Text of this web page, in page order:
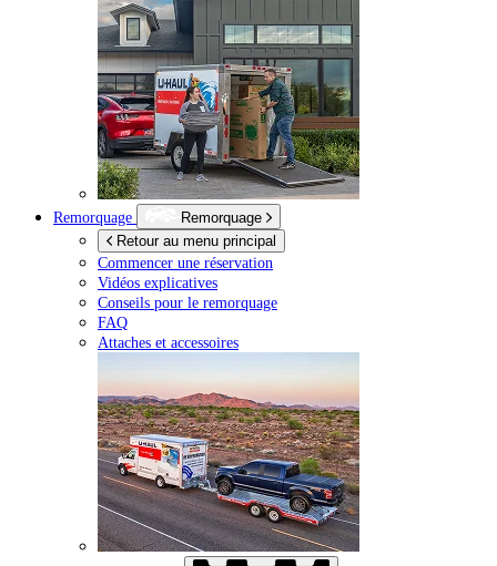
Remorquage
Remorquage
Retour au menu principal
Commencer une réservation
Vidéos explicatives
Conseils pour le remorquage
FAQ
Attaches et accessoires